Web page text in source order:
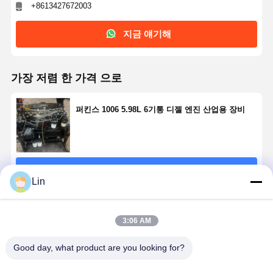
+8613427672003
지금 얘기해
가장 저렴 한 가격 으로
퍼킨스 1006 5.98L 6기통 디젤 엔진 산업용 장비
Lin
3:06 AM
Good day, what product are you looking for?